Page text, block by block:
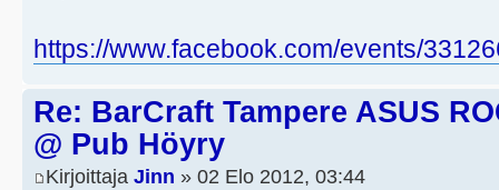
https://www.facebook.com/events/
Re: BarCraft Tampere ASUS
@ Pub Höyry
Kirjoittaja Jinn » 02 Elo 2012, 03:44